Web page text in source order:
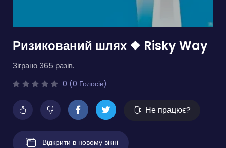
Ризикований шлях ❖ Risky Way
Зіграно 365 разів.
0 (0 Голосів)
Не працює?
Відкрити в новому вікні